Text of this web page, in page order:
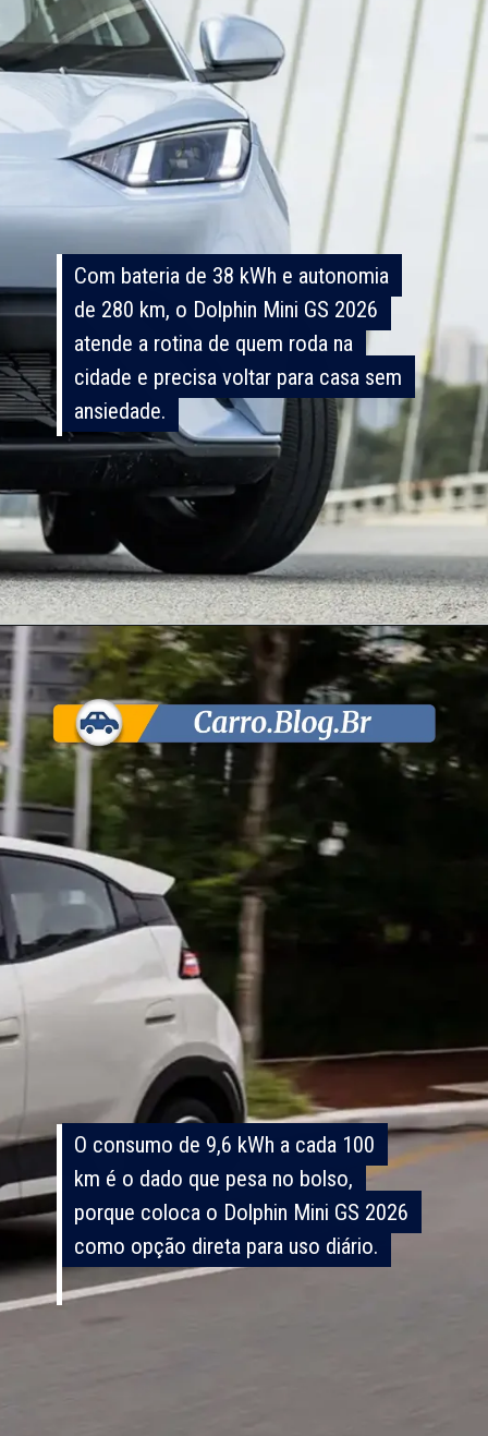
Com bateria de 38 kWh e autonomia
de 280 km, o Dolphin Mini GS 2026
atende a rotina de quem roda na
cidade e precisa voltar para casa sem
ansiedade.
Com bateria de 38 kWh e autonomia
de 280 km, o Dolphin Mini GS 2026
atende a rotina de quem roda na
cidade e precisa voltar para casa sem
ansiedade.
O consumo de 9,6 kWh a cada 100
km é o dado que pesa no bolso,
porque coloca o Dolphin Mini GS 2026
como opção direta para uso diário.
O consumo de 9,6 kWh a cada 100
km é o dado que pesa no bolso,
porque coloca o Dolphin Mini GS 2026
como opção direta para uso diário.